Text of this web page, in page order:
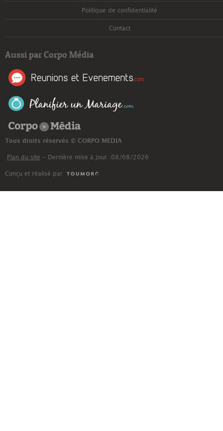
Politique de confidentialité
Contact
Aussi par Corpo Média
Tous droits réservés © CORPO MEDIA
Plan du site - Dernière mise à jour :08/08/2026
Conçu et réalisé par